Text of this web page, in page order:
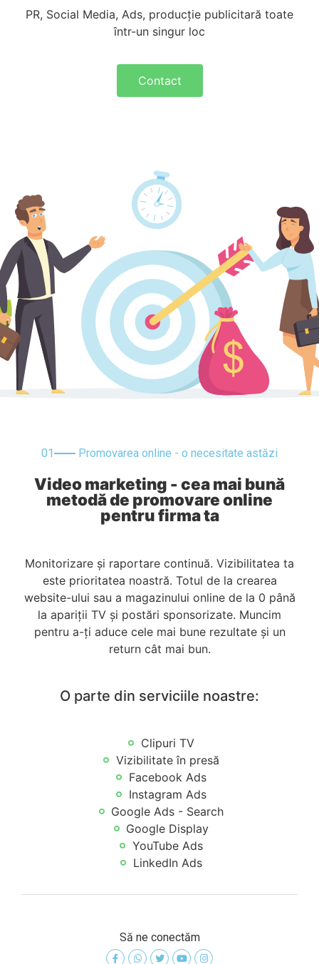
PR, Social Media, Ads, producție publicitară toate
într-un singur loc
Contact
01 Promovarea online - o necesitate astăzi
Video marketing - cea mai bună
metodă de promovare online
pentru firma ta
Monitorizare și raportare continuă. Vizibilitatea ta
este prioritatea noastră. Totul de la crearea
website-ului sau a magazinului online de la 0 până
la apariții TV și postări sponsorizate. Muncim
pentru a-ți aduce cele mai bune rezultate și un
return cât mai bun.
O parte din serviciile noastre:
Clipuri TV
Vizibilitate în presă
Facebook Ads
Instagram Ads
Google Ads - Search
Google Display
YouTube Ads
LinkedIn Ads
Să ne conectăm